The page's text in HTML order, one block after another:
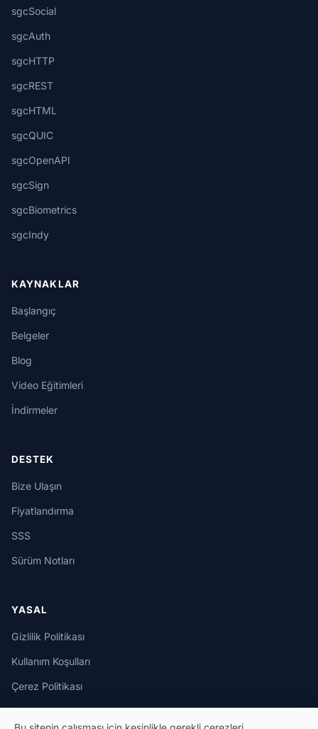
sgcSocial
sgcAuth
sgcHTTP
sgcREST
sgcHTML
sgcQUIC
sgcOpenAPI
sgcSign
sgcBiometrics
sgcIndy
KAYNAKLAR
Başlangıç
Belgeler
Blog
Video Eğitimleri
İndirmeler
DESTEK
Bize Ulaşın
Fiyatlandırma
SSS
Sürüm Notları
YASAL
Gizlilik Politikası
Kullanım Koşulları
Çerez Politikası